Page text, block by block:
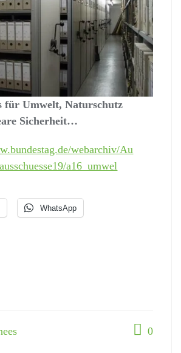
für Umwelt, Naturschutz
Sicherheit…
webarchiv/Au
a16_umwel
WhatsApp
0